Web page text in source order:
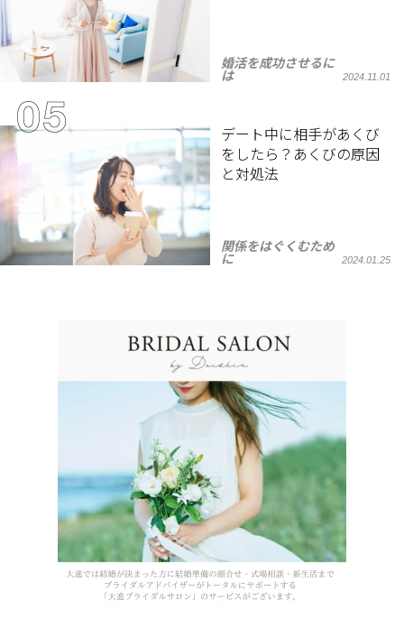
婚活を成功させるに
は
2024.11.01
デート中に相手があくび
をしたら？あくびの原因
と対処法
関係をはぐくむため
に
2024.01.25